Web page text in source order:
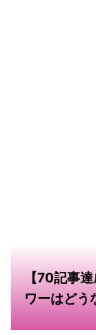
【70記事
ワーはどう